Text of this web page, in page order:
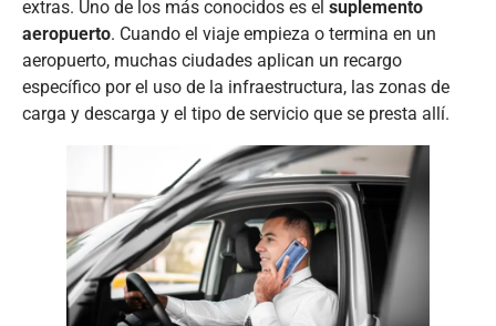
extras. Uno de los más conocidos es el suplemento
aeropuerto. Cuando el viaje empieza o termina en un
aeropuerto, muchas ciudades aplican un recargo
específico por el uso de la infraestructura, las zonas de
carga y descarga y el tipo de servicio que se presta allí.